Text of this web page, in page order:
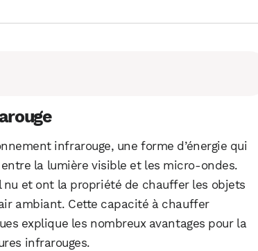
infrarouge, une forme d’énergie qui
la lumière visible et les micro-ondes.
et ont la propriété de chauffer les objets
ambiant. Cette capacité à chauffer
explique les nombreux avantages pour la
infrarouges.